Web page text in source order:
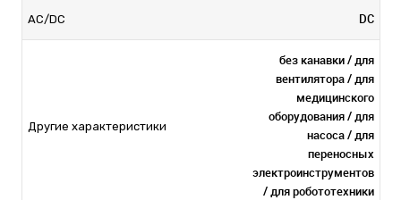
AC/DC DC
Другие характеристики
без канавки / для
вентилятора / для
медицинского
оборудования / для
насоса / для
переносных
электроинструментов
/ для робототехники